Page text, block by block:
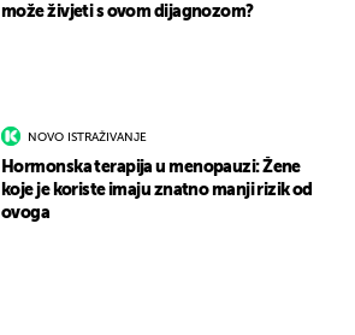
može živjeti s ovom dijagnozom?
NOVO ISTRAŽIVANJE
Hormonska terapija u menopauzi: Žene
koje je koriste imaju znatno manji rizik od
ovoga